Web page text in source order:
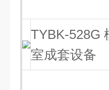
TYBK-528G
室成套设备